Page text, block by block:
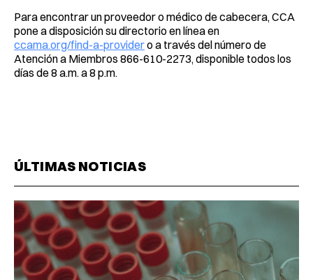
Para encontrar un proveedor o médico de cabecera, CCA
pone a disposición su directorio en línea en
ccama.org/find-a-providero a través del número de
Atención a Miembros 866-610-2273, disponible todos los
días de 8 a.m. a 8 p.m.
ÚLTIMAS NOTICIAS